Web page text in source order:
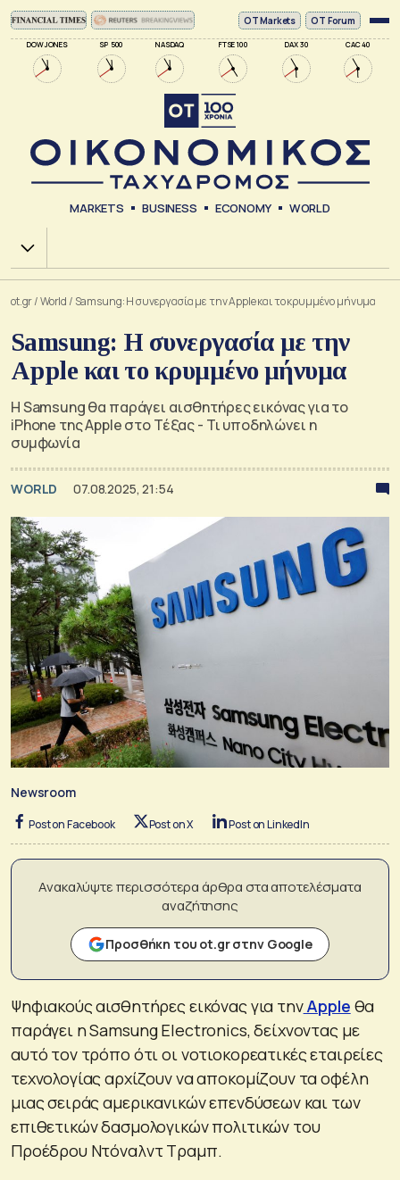
DOW JONES SP 500 NASDAQ FTSE 100 DAX 30 CAC 40
ΟΤ Markets OT Forum
MARKETS BUSINESS ECONOMY WORLD
Χ.Α.
ot.gr/World / Samsung: Η συνεργασία με την Apple και το κρυμμένο μήνυμα
Samsung: Η συνεργασία με την
Apple και το κρυμμένο μήνυμα
Η Samsung θα παράγει αισθητήρες εικόνας για το
iPhone της Apple στο Τέξας - Τι υποδηλώνει η
συμφωνία
WORLD 07.08.2025, 21:54
Newsroom
Post on Facebook Post on X Post on LinkedIn
Ανακαλύψτε περισσότερα άρθρα στα αποτελέσματα
αναζήτησης
Προσθήκη του ot.gr στην Google
Ψηφιακούς αισθητήρες εικόνας για τηνApple θα
παράγει η Samsung Electronics, δείχνοντας με
αυτό τον τρόπο ότι οι νοτιοκορεατικές εταιρείες
τεχνολογίας αρχίζουν να αποκομίζουν τα οφέλη
μιας σειράς αμερικανικών επενδύσεων και των
επιθετικών δασμολογικών πολιτικών του
Προέδρου Ντόναλντ Τραμπ.